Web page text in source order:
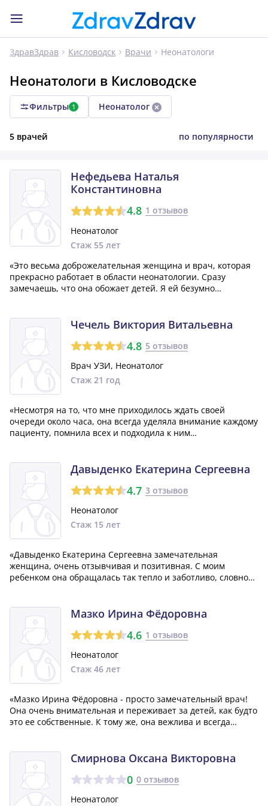
ЗдравЗдрав Кисловодск Врачи Неонатологи
Неонатологи в Кисловодске
Фильтры 1 Неонатолог
5 врачей по популярности
Нефедьева Наталья
Константиновна
4.8 1 отзывов
Неонатолог
Стаж 55 лет
«Это весьма доброжелательная женщина и врач, которая
прекрасно работает в области неонатологии. Сразу
замечаешь, что она обожает детей. Я ей безумно
Чечель Виктория Витальевна
4.8 5 отзывов
Врач УЗИ, Неонатолог
Стаж 21 год
«Несмотря на то, что мне приходилось ждать своей
очереди около часа, она всегда уделяла внимание каждому
пациенту, помнила всех и подходила к ним
жаль, что она больше не работает в...»
Давыденко Екатерина Сергеевна
4.7 3 отзывов
Неонатолог
Стаж 15 лет
«Давыденко Екатерина Сергеевна замечательная
женщина, очень отзывчивая и позитивная. С моим
ребенком она обращалась так тепло и заботливо, словно
успокоила. Когда я хотела перейти на с...»
Мазко Ирина Фёдоровна
4.6 1 отзывов
Неонатолог
Стаж 46 лет
«Мазко Ирина Фёдоровна - просто замечательный врач!
Она очень внимательная и переживает за детей, как будто
это ее собственные. К тому же, она вежлива и всегда
оправилась, и мы были выпис...»
Смирнова Оксана Викторовна
0 0 отзывов
Неонатолог